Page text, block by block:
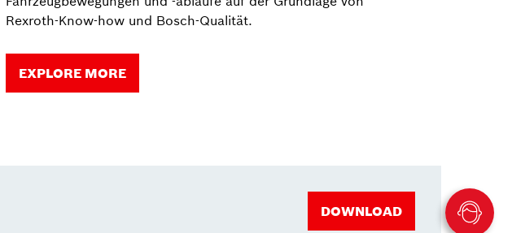
Rexroth-Know-how und Bosch-Qualität.
EXPLORE MORE
DOWNLOAD